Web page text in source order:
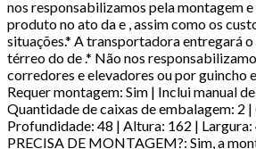
nos responsabilizamos pela montagem
produto no ato da e , assim como os
situações.* A transportadora entregará
térreo do de .* Não nos
corredores e elevadores ou por guincho
Requer montagem: Sim | Inclui manual
Quantidade de caixas de embalagem: 2
Profundidade: 48 | Altura: 162 |
PRECISA DE MONTAGEM?: Sim, a